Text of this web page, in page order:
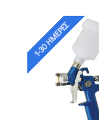
1-30 ΗΜΈΡΕΣ